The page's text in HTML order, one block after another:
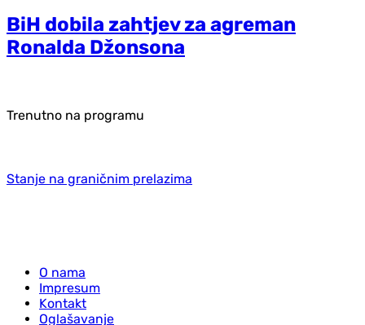
BiH dobila zahtjev za agreman
Ronalda Džonsona
Trenutno na programu
Stanje na graničnim prelazima
O nama
Impresum
Kontakt
Oglašavanje